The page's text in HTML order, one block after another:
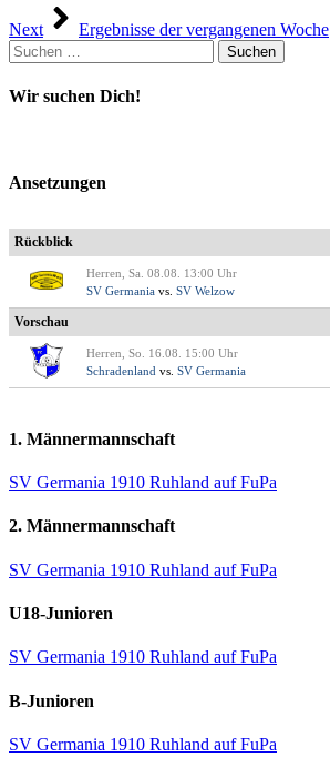
Next
Ergebnisse der vergangenen Woche
Suchen
nach:
Wir suchen Dich!
Ansetzungen
Rückblick
Herren, Sa. 08.08. 13:00 Uhr
SV Germania vs. SV Welzow
Vorschau
Herren, So. 16.08. 15:00 Uhr
Schradenland vs. SV Germania
1. Männermannschaft
SV Germania 1910 Ruhland auf FuPa
2. Männermannschaft
SV Germania 1910 Ruhland auf FuPa
U18-Junioren
SV Germania 1910 Ruhland auf FuPa
B-Junioren
SV Germania 1910 Ruhland auf FuPa